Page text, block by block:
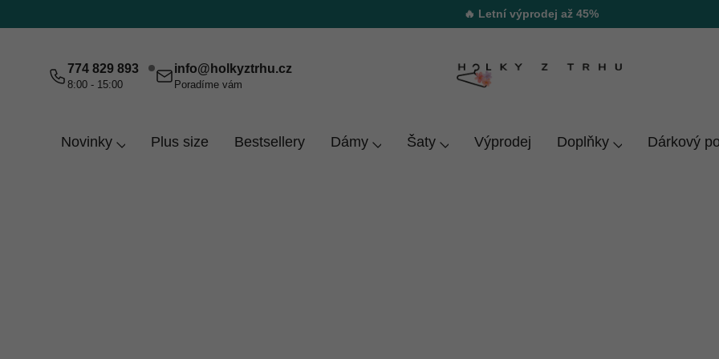
na
🔥 Letní výprodej až 45%
774 829 893
8:00 - 15:00
info@ holkyztrhu.cz
Poradíme vám
Novinky Plus size Bestsellery Dámy Šaty Výprodej Doplňky Dárkový